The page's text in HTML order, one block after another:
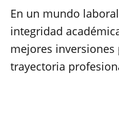
En un mundo
integridad
mejores
trayectoria